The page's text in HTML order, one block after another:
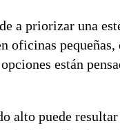
a priorizar una
oficinas pequeñas,
están
alto puede